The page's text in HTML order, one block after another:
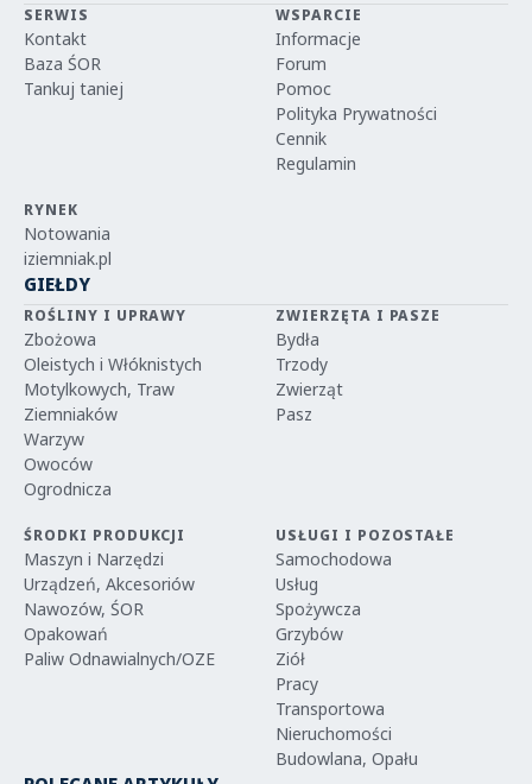
SERWIS
Kontakt
Baza ŚOR
Tankuj taniej
WSPARCIE
Informacje
Forum
Pomoc
Polityka Prywatności
Cennik
Regulamin
RYNEK
Notowania
iziemniak.pl
GIEŁDY
ROŚLINY I UPRAWY
Zbożowa
Oleistych i Włóknistych
Motylkowych, Traw
Ziemniaków
Warzyw
Owoców
Ogrodnicza
ZWIERZĘTA I PASZE
Bydła
Trzody
Zwierząt
Pasz
ŚRODKI PRODUKCJI
Maszyn i Narzędzi
Urządzeń, Akcesoriów
Nawozów, ŚOR
Opakowań
Paliw Odnawialnych/OZE
USŁUGI I POZOSTAŁE
Samochodowa
Usług
Spożywcza
Grzybów
Ziół
Pracy
Transportowa
Nieruchomości
Budowlana, Opału